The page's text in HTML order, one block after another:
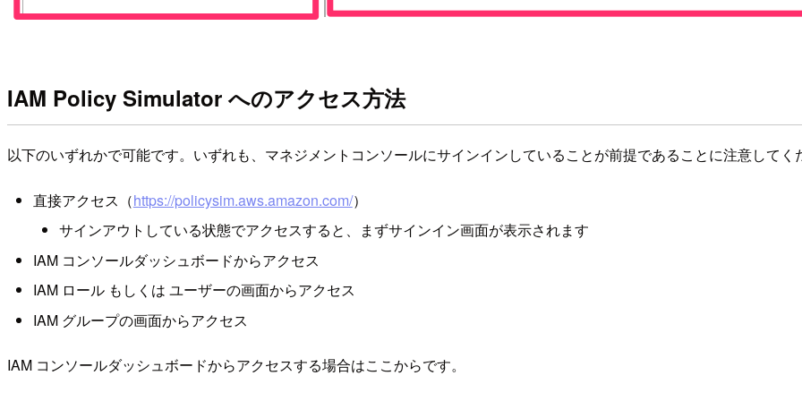
IAM Policy Simulator へのアクセス方法
以下のいずれかで可能です。いずれも、マネジメントコンソールにサインインしていることが前提であることに注意してく
直接アクセス（https://policysim.aws.amazon.com/）
サインアウトしている状態でアクセスすると、まずサインイン画面が表示されます
IAM コンソールダッシュボードからアクセス
IAM ロール もしくは ユーザーの画面からアクセス
IAM グループの画面からアクセス
IAM コンソールダッシュボードからアクセスする場合はここからです。